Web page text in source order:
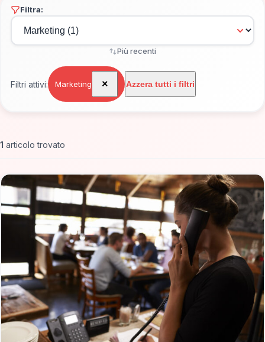
Filtra:
Più recenti
Filtri attivi: Marketing × Azzera tutti i filtri
1 articolo trovato